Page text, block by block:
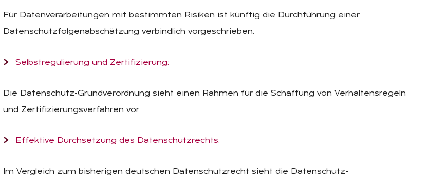
Für Datenverarbeitungen mit bestimmten Risiken ist künftig die Durchführung einer
Datenschutzfolgenabschätzung verbindlich vorgeschrieben.
Selbstregulierung und Zertifizierung:
Die Datenschutz-Grundverordnung sieht einen Rahmen für die Schaffung von Verhaltensregeln
und Zertifizierungsverfahren vor.
Effektive Durchsetzung des Datenschutzrechts:
Im Vergleich zum bisherigen deutschen Datenschutzrecht sieht die Datenschutz-